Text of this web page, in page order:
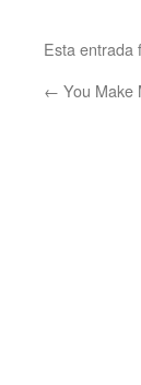
Esta entrada
← You Make